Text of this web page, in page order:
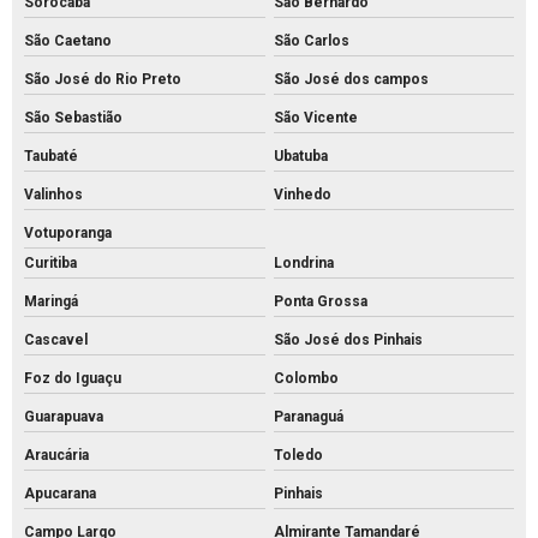
Piso intertravado de concreto
Piso intertravado preço instalado
Piso intertravado preço m2 rs
Piso intertravado preço metro quadrado
Piso intertravado preço
Piso pavs
Piso pvs concreto
Piso tátil concreto venda
Piso tátil de concreto
Piso tátil direcional concreto
São Caetano São Carlos
São José do Rio Preto São José dos campos
São Sebastião São Vicente
Taubaté Ubatuba
Valinhos Vinhedo
Votuporanga
Curitiba
Londrina
Maringá Ponta Grossa
Cascavel São José dos Pinhais
Foz do Iguaçu Colombo
Guarapuava Paranaguá
Araucária Toledo
Apucarana Pinhais
Campo Largo Almirante Tamandaré